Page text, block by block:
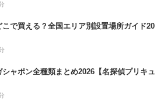
こで買える？全国エリア別設置場所ガイド20
ャポン全種類まとめ2026【名探偵プリキュ